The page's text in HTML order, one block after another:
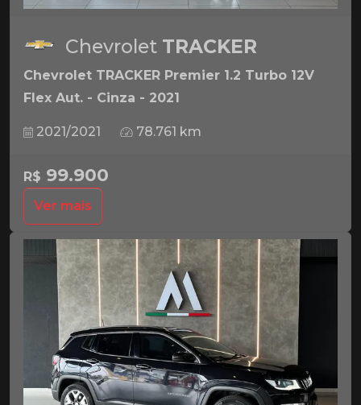
Chevrolet TRACKER
Chevrolet TRACKER Premier 1.2 Turbo 12V
Flex Aut. - Cinza - 2021
2021/2021 78.761 km
R$ 99.900
Ver mais